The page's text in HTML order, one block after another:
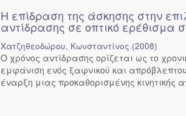
Η επίδραση της άσκησης στην
αντίδρασης σε οπτικό ερέθισμα
Χατζηθεοδώρου, Κωνσταντίνος (2008)
Ο χρόνος αντίδρασης ορίζεται ως το
εμφάνιση ενός ξαφνικού και
έναρξη μιας προκαθορισμένης κινητικής